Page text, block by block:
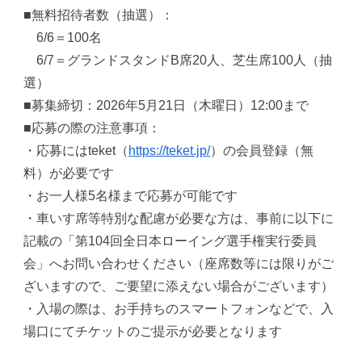
■無料招待者数（抽選）：
6/6＝100名
6/7＝グランドスタンドB席20人、芝生席100人（抽
選）
■募集締切：2026年5月21日（木曜日）12:00まで
■応募の際の注意事項：
・応募にはteket（ https://teket.jp/）の会員登録（無
料）が必要です
・お一人様5名様まで応募が可能です
・車いす席等特別な配慮が必要な方は、事前に以下に
記載の「第104回全日本ローイング選手権実行委員
会」へお問い合わせください（座席数等には限りがご
ざいますので、ご要望に添えない場合がございます）
・入場の際は、お手持ちのスマートフォンなどで、入
場口にてチケットのご提示が必要となります